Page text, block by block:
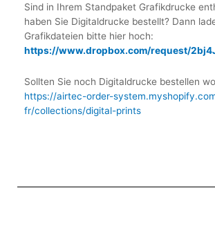
Sind in Ihrem Standpaket Grafikdrucke
haben Sie Digitaldrucke bestellt? Dann
Grafikdateien bitte hier hoch:
https://www.dropbox.com/request/
Sollten Sie noch Digitaldrucke bestellen
https://airtec-order-
fr/collections/digital-prints